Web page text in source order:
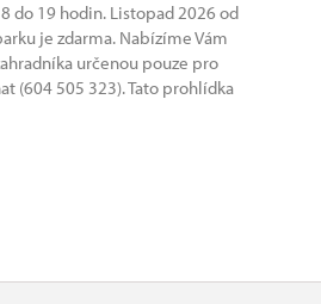
do 19 hodin. Listopad 2026 od
je zdarma. Nabízíme Vám
určenou pouze pro
(604 505 323). Tato prohlídka